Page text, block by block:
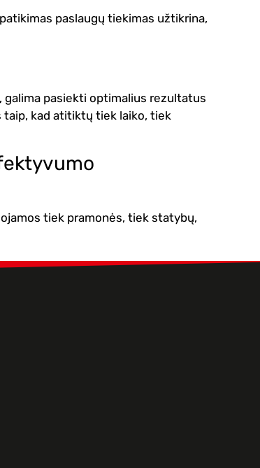
paslaugų tiekimas užtikrina,
galima pasiekti optimalius rezultatus
kad atitiktų tiek laiko, tiek
tiek pramonės, tiek statybų,